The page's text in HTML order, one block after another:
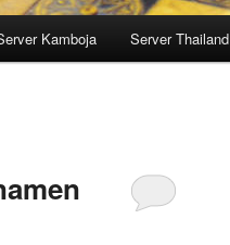
Kamboja Server Thailand